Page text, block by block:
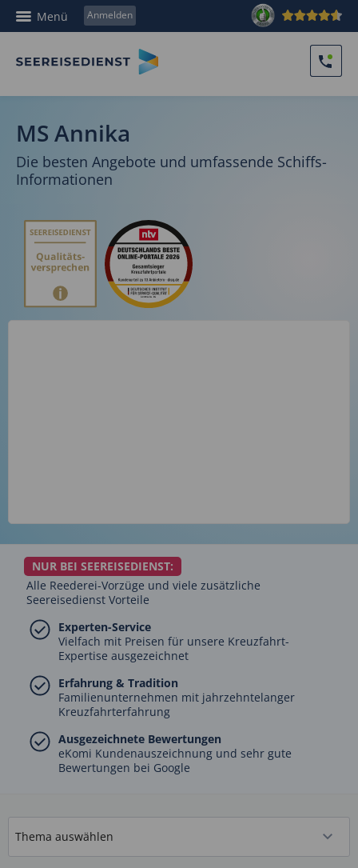
Menü Anmelden
MS Annika
Die besten Angebote und umfassende Schiffs-
Informationen
NUR BEI SEEREISEDIENST:
Alle Reederei-Vorzüge und viele zusätzliche
Seereisedienst Vorteile
Experten-Service
Vielfach mit Preisen für unsere Kreuzfahrt-
Expertise ausgezeichnet
Erfahrung & Tradition
Familienunternehmen mit jahrzehntelanger
Kreuzfahrterfahrung
Ausgezeichnete Bewertungen
eKomi Kundenauszeichnung und sehr gute
Bewertungen bei Google